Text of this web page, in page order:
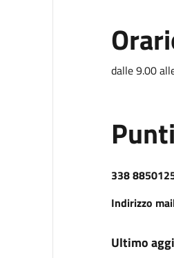
dalle 9.00
338
Indirizzo
Ultimo